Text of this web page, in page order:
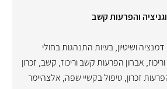
והפרעות קשב
דמנציה ושיטיון,בעיות התנהגות בחולי
, אבחון הפרעות קשב וריכוז, קשב, זכרון
זכרון, טיפול בקשיי שפה, אלצהיימר